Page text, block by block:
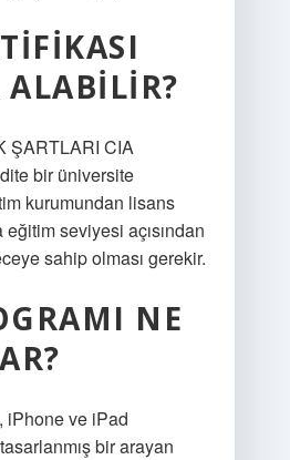
ALABILIR?
ŞARTLARI CIA
bir üniversite
kurumundan lisans
seviyesi açısından
sahip olması gerekir.
NE
iPhone ve iPad
bir arayan